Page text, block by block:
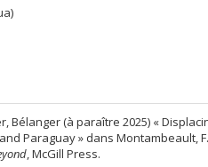
Bélanger (à paraître 2025) «
Paraguay » dans Montambeault,
, McGill Press.